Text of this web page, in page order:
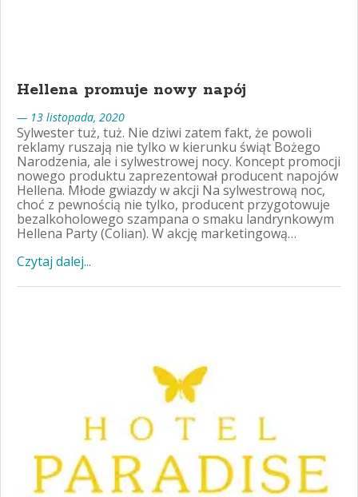
Hellena promuje nowy napój
— 13 listopada, 2020
Sylwester tuż, tuż. Nie dziwi zatem fakt, że powoli
reklamy ruszają nie tylko w kierunku świąt Bożego
Narodzenia, ale i sylwestrowej nocy. Koncept promocji
nowego produktu zaprezentował producent napojów
Hellena. Młode gwiazdy w akcji Na sylwestrową noc,
choć z pewnością nie tylko, producent przygotowuje
bezalkoholowego szampana o smaku landrynkowym
Hellena Party (Colian). W akcję marketingową…
Czytaj dalej...